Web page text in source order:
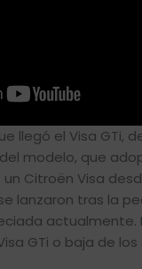
llegó el Visa GTi,
modelo, que
un Citroën Visa
lanzaron tras la
GTi o baja de